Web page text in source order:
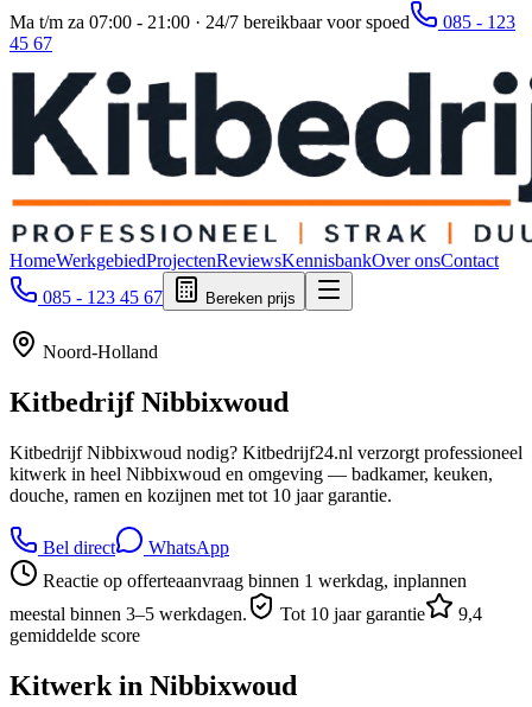
Ma t/m za 07:00 - 21:00 · 24/7 bereikbaar voor spoed
085 - 123
45 67
HomeWerkgebiedProjectenReviewsKennisbankOver onsContact
085 - 123 45 67
Bereken prijs
Noord-Holland
KitbedrijfNibbixwoud
Kitbedrijf Nibbixwoud nodig? Kitbedrijf24.nl verzorgt professioneel
kitwerk in heel Nibbixwoud en omgeving — badkamer, keuken,
douche, ramen en kozijnen met tot 10 jaar garantie.
Bel direct
WhatsApp
Reactie op offerteaanvraag binnen 1 werkdag, inplannen
meestal binnen 3–5 werkdagen.
Tot 10 jaar garantie
9,4
gemiddelde score
Kitwerk in Nibbixwoud